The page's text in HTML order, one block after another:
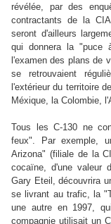
révélée, par des
contractants de la
seront d'ailleurs
qui donnera la "puce
l'examen des plans de
se retrouvaient
l'extérieur du territoire
Méxique, la Colombie,
Tous les C-130 ne
feux". Par exemple,
Arizona" (filiale de la
cocaïne, d'une valeur
Gary Eteil, découvrira
se livrant au trafic, la
une autre en 1997,
compagnie utilisait un